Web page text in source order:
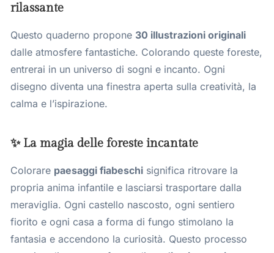
rilassante
Questo quaderno propone 30 illustrazioni originali
dalle atmosfere fantastiche. Colorando queste foreste,
entrerai in un universo di sogni e incanto. Ogni
disegno diventa una finestra aperta sulla creatività, la
calma e l’ispirazione.
✨ La magia delle foreste incantate
Colorare paesaggi fiabeschi significa ritrovare la
propria anima infantile e lasciarsi trasportare dalla
meraviglia. Ogni castello nascosto, ogni sentiero
fiorito e ogni casa a forma di fungo stimolano la
fantasia e accendono la curiosità. Questo processo